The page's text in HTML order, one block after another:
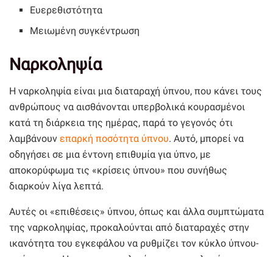
Ευερεθιστότητα
Μειωμένη συγκέντρωση
Ναρκοληψία
Η ναρκοληψία είναι μια διαταραχή ύπνου, που κάνει τους
ανθρώπους να αισθάνονται υπερβολικά κουρασμένοι
κατά τη διάρκεια της ημέρας, παρά το γεγονός ότι
λαμβάνουν επαρκή ποσότητα ύπνου. Αυτό, μπορεί να
οδηγήσει σε μια έντονη επιθυμία για ύπνο, με
αποκορύφωμα τις «κρίσεις ύπνου» που συνήθως
διαρκούν λίγα λεπτά.
Αυτές οι «επιθέσεις» ύπνου, όπως και άλλα συμπτώματα
της ναρκοληψίας, προκαλούνται από διαταραχές στην
ικανότητα του εγκεφάλου να ρυθμίζει τον κύκλο ύπνου-